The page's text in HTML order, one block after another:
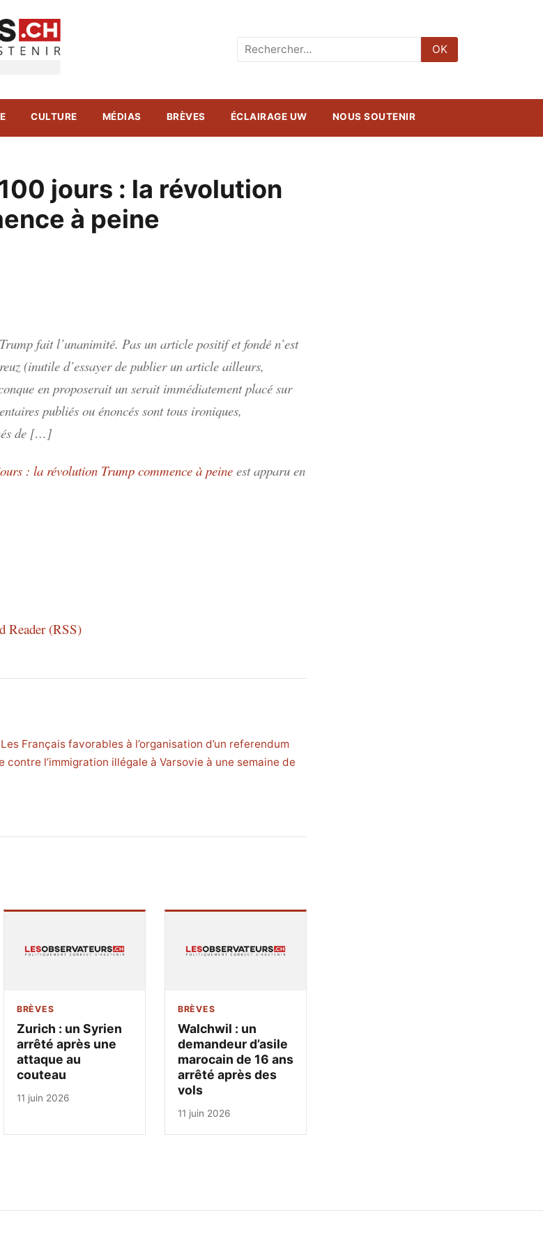
Rechercher
:
OK
CULTURE MÉDIAS BRÈVES ÉCLAIRAGE UW NOUS SOUTENIR
jours : la révolution
à peine
fait l’unanimité. Pas un article positif et fondé n’est
(inutile d’essayer de publier un article ailleurs,
en proposerait un serait immédiatement placé sur
publiés ou énoncés sont tous ironiques,
de […]
: la révolution Trump commence à peine est apparu en
Reader (RSS)
Français favorables à l’organisation d’un referendum
l’immigration illégale à Varsovie à une semaine de
BRÈVES
Zurich : un Syrien
arrêté après une
attaque au
couteau
11 juin 2026
BRÈVES
Walchwil : un
demandeur d’asile
marocain de 16 ans
arrêté après des
vols
11 juin 2026